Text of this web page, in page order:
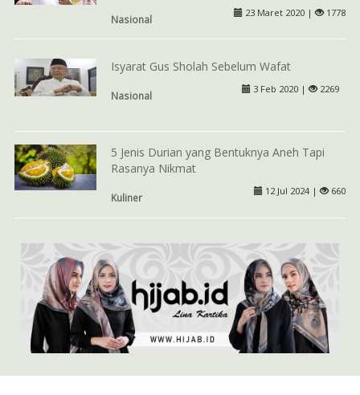
Nasional
23 Maret 2020 | 1778
Isyarat Gus Sholah Sebelum Wafat
Nasional
3 Feb 2020 | 2269
5 Jenis Durian yang Bentuknya Aneh Tapi
Rasanya Nikmat
Kuliner
12 Jul 2024 | 660